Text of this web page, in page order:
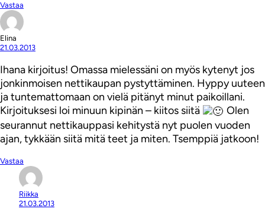
Vastaa
Elina
21.03.2013
Ihana kirjoitus! Omassa mielessäni on myös kytenyt jos
jonkinmoisen nettikaupan pystyttäminen. Hyppy uuteen
ja tuntemattomaan on vielä pitänyt minut paikoillani.
Kirjoituksesi loi minuun kipinän – kiitos siitä
Olen
seurannut nettikauppasi kehitystä nyt puolen vuoden
ajan, tykkään siitä mitä teet ja miten. Tsemppiä jatkoon!
Vastaa
Riikka
21.03.2013